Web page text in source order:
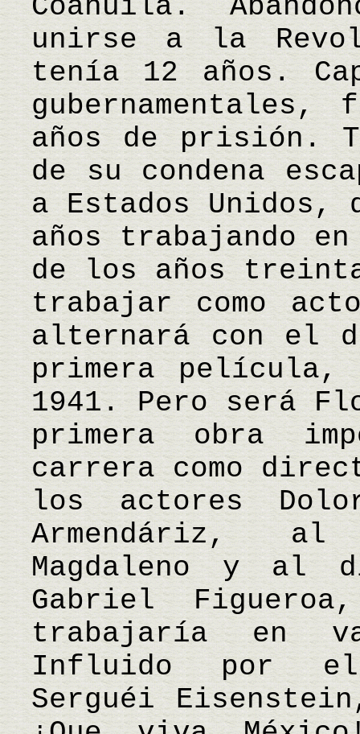
Coahuila.
unirse a la
tenía 12 años.
gubernamentales,
años de prisión.
de su condena
a Estados Unidos,
años trabajando en
de los años
trabajar como
alternará con el
primera
1941. Pero será
primera obra
carrera como
los actores
Armendáriz,
Magdaleno y al
Gabriel
trabajaría en
Influido por
Serguéi